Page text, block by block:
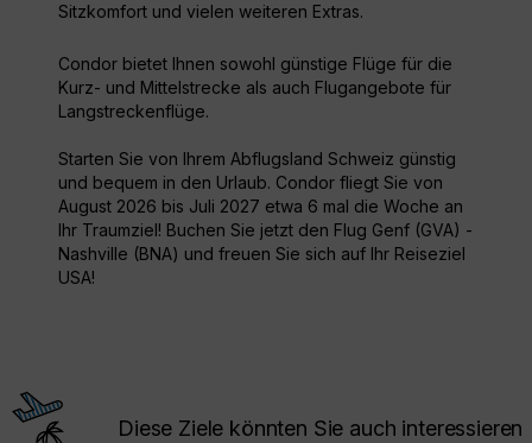
Sitzkomfort und vielen weiteren Extras.
Condor bietet Ihnen sowohl günstige Flüge für die
Kurz- und Mittelstrecke als auch Flugangebote für
Langstreckenflüge.
Starten Sie von Ihrem Abflugsland Schweiz günstig
und bequem in den Urlaub. Condor fliegt Sie von
August 2026 bis Juli 2027 etwa 6 mal die Woche an
Ihr Traumziel! Buchen Sie jetzt den Flug Genf (GVA) -
Nashville (BNA) und freuen Sie sich auf Ihr Reiseziel
USA!
Diese Ziele könnten Sie auch interessieren